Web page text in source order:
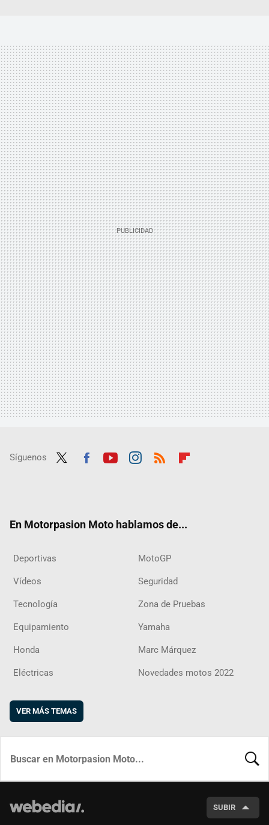
Síguenos
En Motorpasion Moto hablamos de...
Deportivas MotoGP
Vídeos Seguridad
Tecnología Zona de Pruebas
Equipamiento Yamaha
Honda Marc Márquez
Eléctricas Novedades motos 2022
VER MÁS TEMAS
SUBIR